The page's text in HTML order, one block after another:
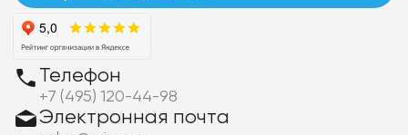
Телефон
+7 (495) 120-44-98
Электронная почта